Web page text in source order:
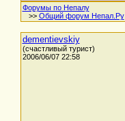
Форумы по Непалу
>> Общий форум Непал.Ру
dementievskiy
(счастливый турист)
2006/06/07 22:58